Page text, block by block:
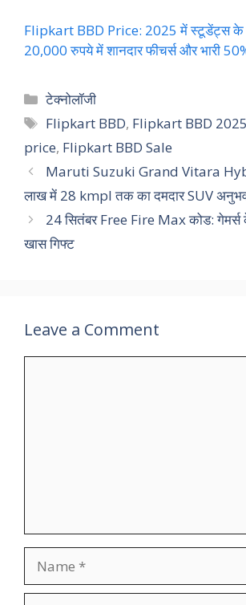
Flipkart BBD Price: 2025 में स्टूडेंट्स के
20,000 रुपये में शानदार फीचर्स और भारी
Categories
टेक्नोलॉजी
Tags
Flipkart BBD, Flipkart BBD 2025
price, Flipkart BBD Sale
Maruti Suzuki Grand Vitara
लाख में 28 kmpl तक का दमदार SUV
24 सितंबर Free Fire Max कोड:
खास गिफ्ट
Leave a Comment